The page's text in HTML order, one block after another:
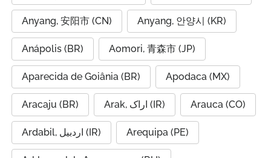
Anyang, 安阳市 (CN) Anyang, 안양시 (KR)
Anápolis (BR) Aomori, 青森市 (JP)
Aparecida de Goiânia (BR) Apodaca (MX)
Aracaju (BR) Arak, اراک (IR) Arauca (CO)
Ardabil, اردبیل (IR) Arequipa (PE)